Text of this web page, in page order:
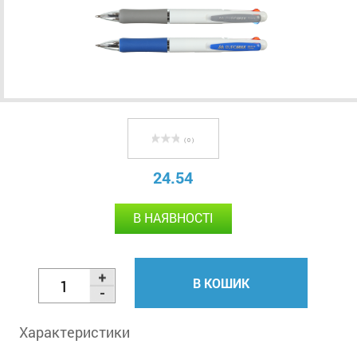
( 0 )
24.54
В НАЯВНОСТІ
В КОШИК
Характеристики